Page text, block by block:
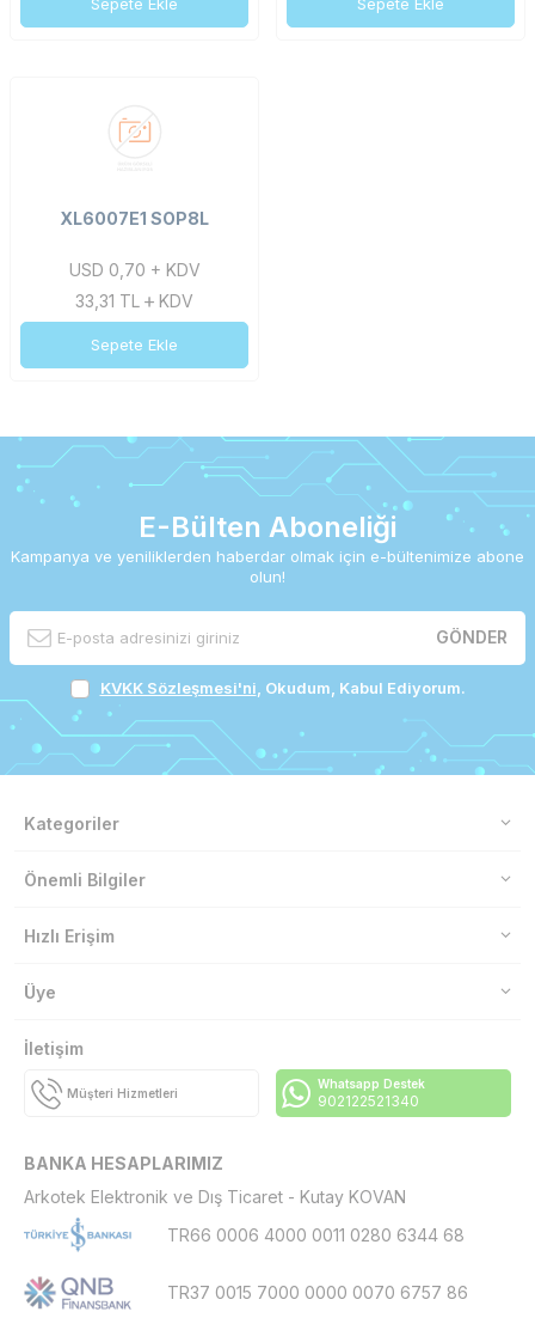
XL6007E1 SOP8L
USD 0,70 + KDV
33,31 TL KDV
Sepete Ekle
E-Bülten Aboneliği
Kampanya ve yeniliklerden haberdar olmak için e-bültenimize abone
olun!
GÖNDER
KVKK Sözleşmesi'ni , Okudum, Kabul Ediyorum.
Kategoriler
Önemli Bilgiler
Hızlı Erişim
Üye
İletişim
Müşteri Hizmetleri
Whatsapp Destek
902122521340
BANKA HESAPLARIMIZ
Arkotek Elektronik ve Dış Ticaret - Kutay KOVAN
TR66 0006 4000 0011 0280 6344 68
TR37 0015 7000 0000 0070 6757 86